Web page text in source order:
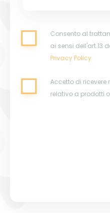
Consento al
ai sensi dell'art.13
Privacy Policy
Accetto di
relativo a prodotti